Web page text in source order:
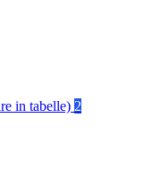
in tabelle) 2